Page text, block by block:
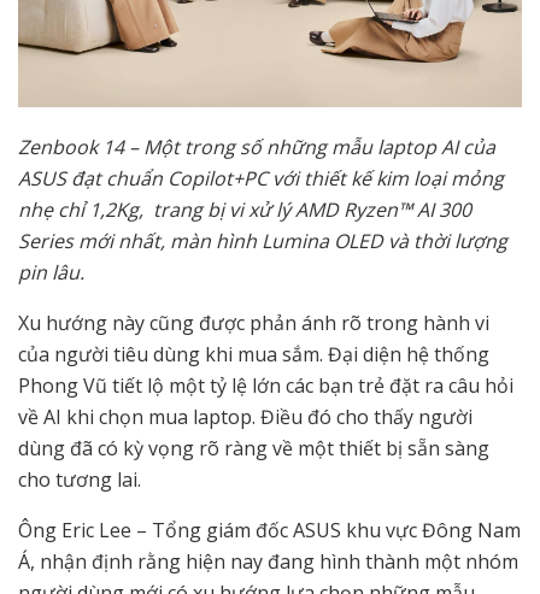
Zenbook 14 – Một trong số những mẫu laptop AI của
ASUS đạt chuẩn Copilot+PC với thiết kế kim loại mỏng
nhẹ chỉ 1,2Kg, trang bị vi xử lý AMD Ryzen™ AI 300
Series mới nhất, màn hình Lumina OLED và thời lượng
pin lâu.
Xu hướng này cũng được phản ánh rõ trong hành vi
của người tiêu dùng khi mua sắm. Đại diện hệ thống
Phong Vũ tiết lộ một tỷ lệ lớn các bạn trẻ đặt ra câu hỏi
về AI khi chọn mua laptop. Điều đó cho thấy người
dùng đã có kỳ vọng rõ ràng về một thiết bị sẵn sàng
cho tương lai.
Ông Eric Lee – Tổng giám đốc ASUS khu vực Đông Nam
Á, nhận định rằng hiện nay đang hình thành một nhóm